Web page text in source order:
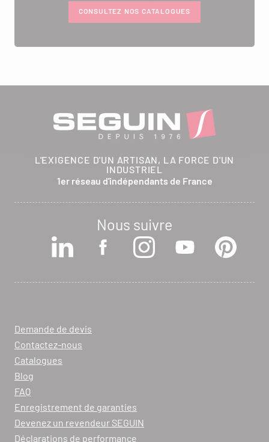
CONSULTEZ NOS CATALOGUES
L'EXIGENCE D'UN ARTISAN, LA FORCE D'UN
INDUSTRIEL
1er réseau d'indépendants de France
Nous suivre
Demande de devis
Contactez-nous
Catalogues
Blog
FAQ
Enregistrement de garanties
Devenez un revendeur SEGUIN
Déclarations de performance